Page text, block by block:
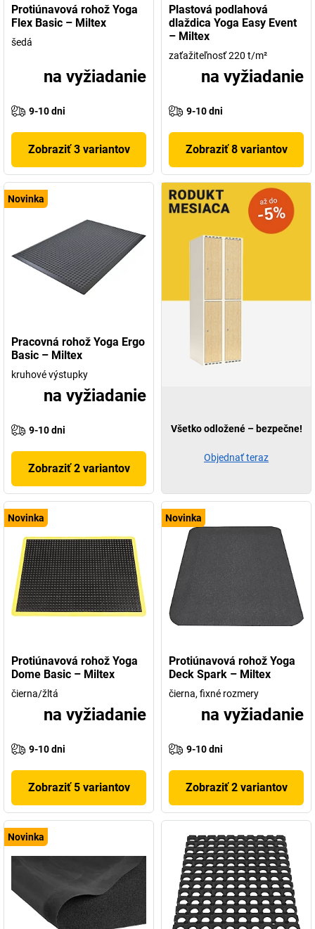
Protiúnavová rohož Yoga
Flex Basic – Miltex
šedá
na vyžiadanie
9-10 dni
Zobraziť 3 variantov
Plastová podlahová
dlaždica Yoga Easy Event
– Miltex
zaťažiteľnosť 220 t/m²
na vyžiadanie
9-10 dni
Zobraziť 8 variantov
Novinka
Pracovná rohož Yoga Ergo
Basic – Miltex
kruhové výstupky
na vyžiadanie
9-10 dni
Zobraziť 2 variantov
Novinka
Protiúnavová rohož Yoga
Dome Basic – Miltex
čierna/žltá
na vyžiadanie
9-10 dni
Zobraziť 5 variantov
Novinka
Protiúnavová rohož Yoga
Deck Spark – Miltex
čierna, fixné rozmery
na vyžiadanie
9-10 dni
Zobraziť 2 variantov
Novinka
Všetko odložené – bezpečne!
Objednať teraz